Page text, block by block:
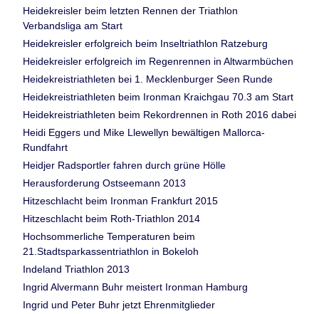
Heidekreisler beim letzten Rennen der Triathlon
Verbandsliga am Start
Heidekreisler erfolgreich beim Inseltriathlon Ratzeburg
Heidekreisler erfolgreich im Regenrennen in Altwarmbüchen
Heidekreistriathleten bei 1. Mecklenburger Seen Runde
Heidekreistriathleten beim Ironman Kraichgau 70.3 am Start
Heidekreistriathleten beim Rekordrennen in Roth 2016 dabei
Heidi Eggers und Mike Llewellyn bewältigen Mallorca-
Rundfahrt
Heidjer Radsportler fahren durch grüne Hölle
Herausforderung Ostseemann 2013
Hitzeschlacht beim Ironman Frankfurt 2015
Hitzeschlacht beim Roth-Triathlon 2014
Hochsommerliche Temperaturen beim
21.Stadtsparkassentriathlon in Bokeloh
Indeland Triathlon 2013
Ingrid Alvermann Buhr meistert Ironman Hamburg
Ingrid und Peter Buhr jetzt Ehrenmitglieder